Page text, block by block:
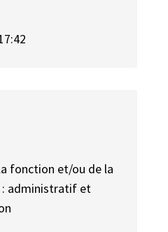
fonction et/ou de la
: administratif et